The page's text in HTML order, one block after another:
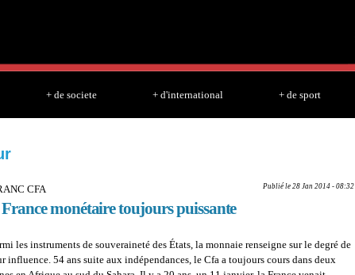
+ de societe + d'international + de sport
Publié le 28 Jan 2014 - 08:32
CFA
France monétaire toujours puissante
les instruments de souveraineté des États, la monnaie renseigne sur le degré de
influence. 54 ans suite aux indépendances, le Cfa a toujours cours dans deux